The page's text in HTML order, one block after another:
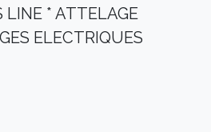
LINE * ATTELAGE
ELECTRIQUES